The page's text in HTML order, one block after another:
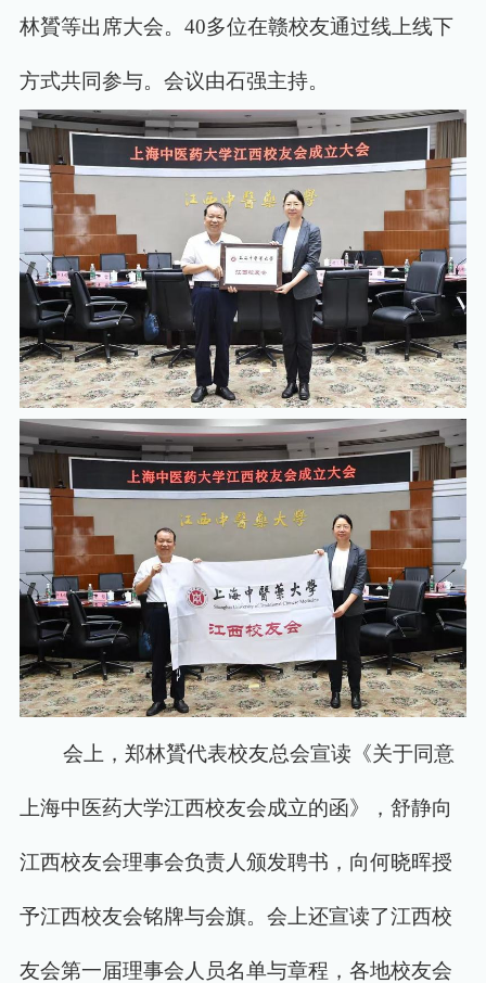
林贇等出席大会。40多位在赣校友通过线上线下
方式共同参与。会议由石强主持。
会上，郑林贇代表校友总会宣读《关于同意
上海中医药大学江西校友会成立的函》，舒静向
江西校友会理事会负责人颁发聘书，向何晓晖授
予江西校友会铭牌与会旗。会上还宣读了江西校
友会第一届理事会人员名单与章程，各地校友会